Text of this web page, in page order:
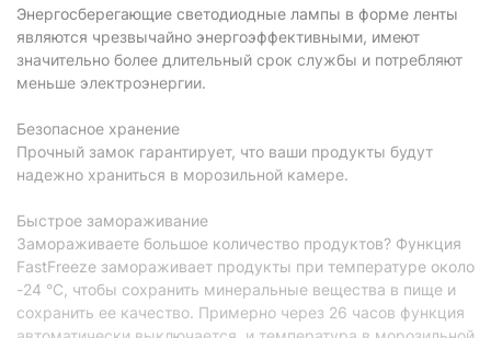
Расположение
блока управления:
Особенности
Быстрая
заморозка:
Наличие подсветки:
есть
Сигнализация
открытой двери:
есть
Наличие дисплея: с внешним дисплеем
Физические характеристики
Энергосберегающие светодиодные лампы в форме ленты
являются чрезвычайно энергоэффективными, имеют
значительно более длительный срок службы и потребляют
меньше электроэнергии.
Безопасное хранение
Прочный замок гарантирует, что ваши продукты будут
надежно храниться в морозильной камере.
Быстрое замораживание
Замораживаете большое количество продуктов? Функция
FastFreeze замораживает продукты при температуре около
-24 °C, чтобы сохранить минеральные вещества в пище и
сохранить ее качество. Примерно через 26 часов функция